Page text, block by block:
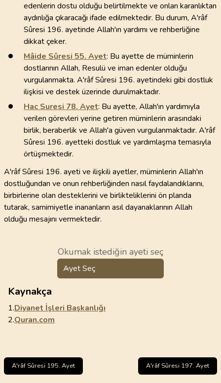
edenlerin dostu olduğu belirtilmekte ve onları karanlıktan
aydınlığa çıkaracağı ifade edilmektedir. Bu durum, A'râf
Sûresi 196. ayetinde Allah'ın yardımı ve rehberliğine
dikkat çeker.
Mâide Sûresi 55. Ayet: Bu ayette de müminlerin
dostlarının Allah, Resulü ve iman edenler olduğu
vurgulanmakta. A'râf Sûresi 196. ayetindeki gibi dostluk
ilişkisi ve destek üzerinde durulmaktadır.
Hac Suresi 78. Ayet: Bu ayette, Allah'ın yardımıyla
verilen görevleri yerine getiren müminlerin arasındaki
birlik, beraberlik ve Allah'a güven vurgulanmaktadır. A'râf
Sûresi 196. ayetteki dostluk ve yardımlaşma temasıyla
örtüşmektedir.
A'râf Sûresi 196. ayeti ve ilişkili ayetler, müminlerin Allah'ın
dostluğundan ve onun rehberliğinden nasıl faydalandıklarını,
birbirlerine olan desteklerini ve birlikteliklerini ön planda
tutarak, samimiyetle inananların asıl dayanaklarının Allah
olduğu mesajını vermektedir.
Okumak istediğin ayeti seç
Ayet Seç
Kaynakça
1.Diyanet İşleri Başkanlığı
2.Quran.com
A'râf Sûresi 195. Ayet A'râf Sûresi 197. Ayet